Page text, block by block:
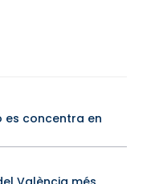
es concentra en